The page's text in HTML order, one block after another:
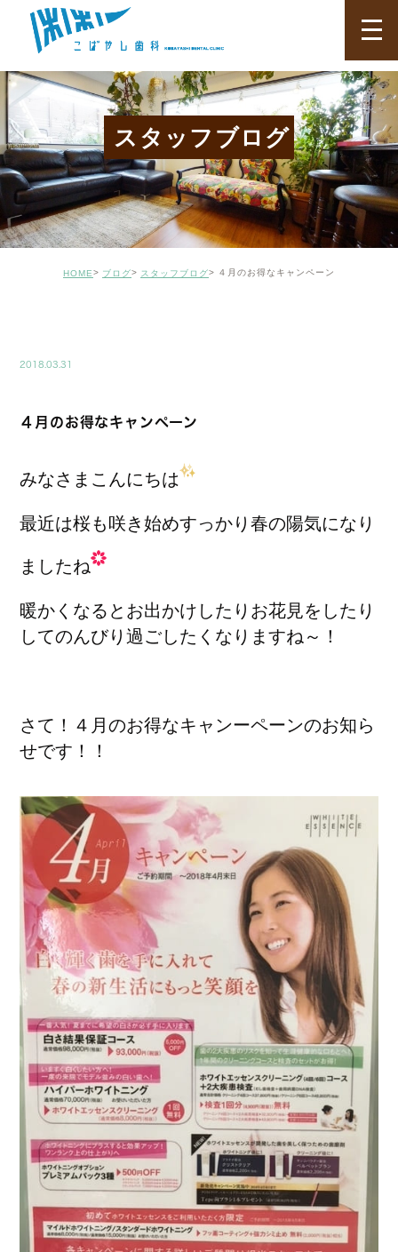
スタッフブログ
HOME ブログ スタッフブログ ４月のお得なキャンペーン
2018.03.31
４月のお得なキャンペーン
みなさまこんにちは
最近は桜も咲き始めすっかり春の陽気になり
ましたね
暖かくなるとお出かけしたりお花見をしたり
してのんびり過ごしたくなりますね～！
さて！４月のお得なキャンーペーンのお知ら
せです！！